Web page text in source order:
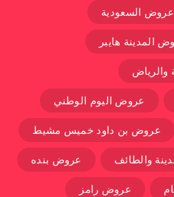
عروض السعودية
المدينة هايبر
عروض اليوم الوطني
عروض بن داود خميس مشيط
والطائف عروض بنده
عروض رامز